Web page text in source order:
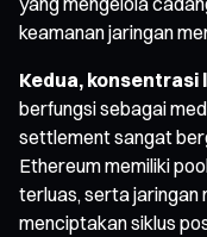
keamanan jaringan
Kedua, konsentrasi
berfungsi sebagai
settlement sangat
Ethereum memiliki
terluas, serta jaringan
menciptakan siklus